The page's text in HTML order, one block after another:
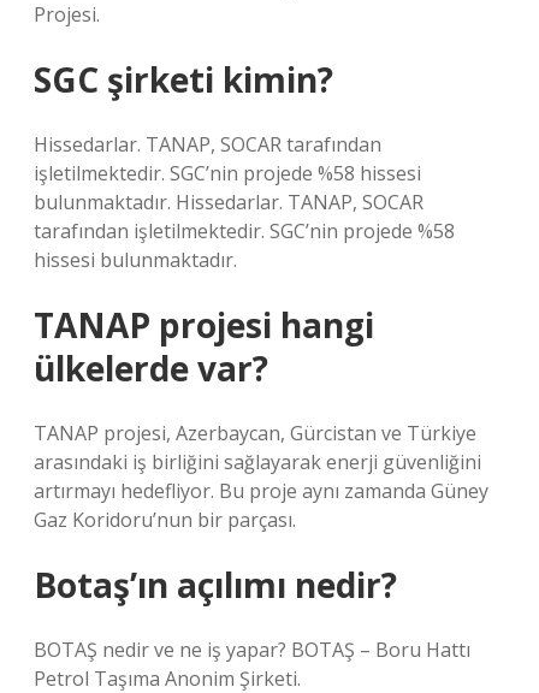
Projesi.
SGC şirketi kimin?
Hissedarlar. TANAP, SOCAR tarafından
işletilmektedir. SGC’nin projede %58 hissesi
bulunmaktadır. Hissedarlar. TANAP, SOCAR
tarafından işletilmektedir. SGC’nin projede %58
hissesi bulunmaktadır.
TANAP projesi hangi
ülkelerde var?
TANAP projesi, Azerbaycan, Gürcistan ve Türkiye
arasındaki iş birliğini sağlayarak enerji güvenliğini
artırmayı hedefliyor. Bu proje aynı zamanda Güney
Gaz Koridoru’nun bir parçası.
Botaş’ın açılımı nedir?
BOTAŞ nedir ve ne iş yapar? BOTAŞ – Boru Hattı
Petrol Taşıma Anonim Şirketi.